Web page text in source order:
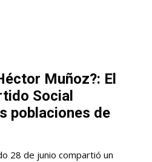
Muñoz?: El
Social
poblaciones de
28 de junio compartió un